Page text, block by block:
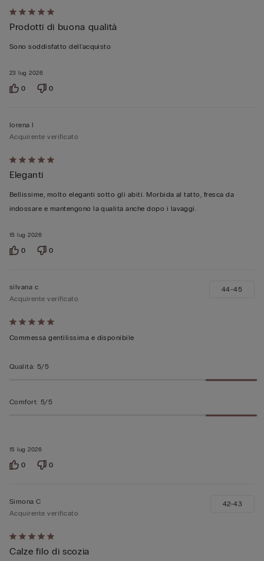
Valutato
5
su
23 lug 2026
Prodotti di buona qualità
Sono soddisfatto dell'acquisto
0 0
Valutato
5
su
5
15 lug 2026
lorena l
Acquirente verificato
Eleganti
Bellissime, molto eleganti sotto gli abiti. Morbida al tatto, fresca da
indossare e mantengono la qualità anche dopo i lavaggi.
0 0
Valutato
5
5
15 lug 2026
silvana c
Acquirente verificato
Commessa gentilissima e disponibile
44-45
Qualità: 5/5
Comfort: 5/5
0 0
Valutato
5
Simona C
Acquirente verificato
Calze filo di scozia
42-43